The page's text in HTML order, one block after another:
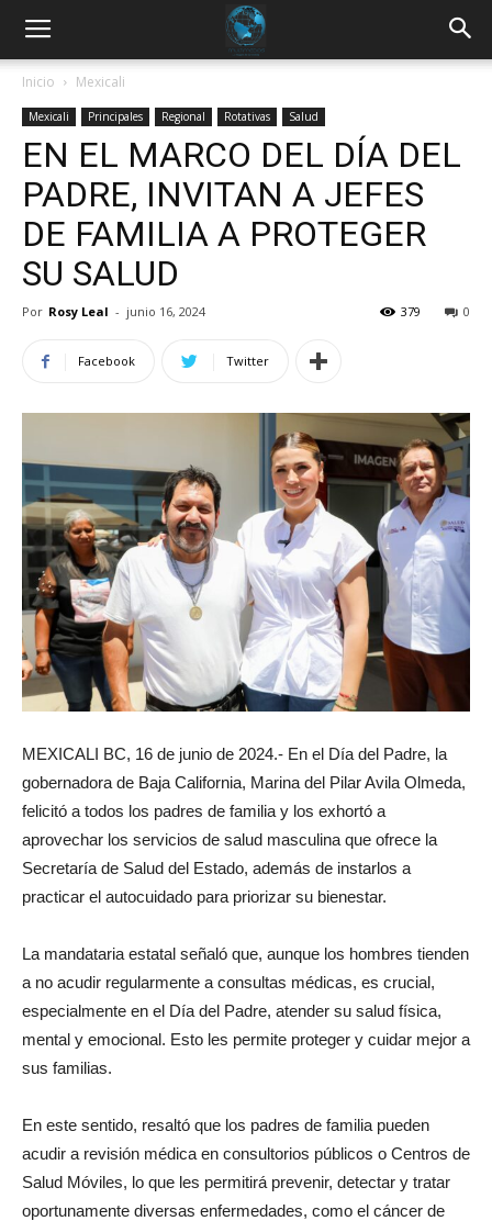
Inicio Mexicali
Mexicali Principales Regional Rotativas Salud
EN EL MARCO DEL DÍA DEL
PADRE, INVITAN A JEFES
DE FAMILIA A PROTEGER
SU SALUD
Por Rosy Leal - junio 16, 2024 0
379
Facebook Twitter
MEXICALI BC, 16 de junio de 2024.- En el Día del Padre, la
gobernadora de Baja California, Marina del Pilar Avila Olmeda,
felicitó a todos los padres de familia y los exhortó a
aprovechar los servicios de salud masculina que ofrece la
Secretaría de Salud del Estado, además de instarlos a
practicar el autocuidado para priorizar su bienestar.
La mandataria estatal señaló que, aunque los hombres tienden
a no acudir regularmente a consultas médicas, es crucial,
especialmente en el Día del Padre, atender su salud física,
mental y emocional. Esto les permite proteger y cuidar mejor a
sus familias.
En este sentido, resaltó que los padres de familia pueden
acudir a revisión médica en consultorios públicos o Centros de
Salud Móviles, lo que les permitirá prevenir, detectar y tratar
oportunamente diversas enfermedades, como el cáncer de